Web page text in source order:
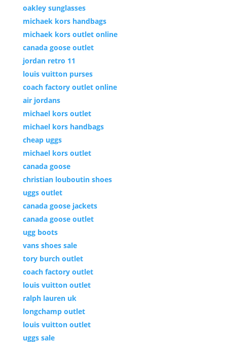
oakley sunglasses
michaek kors handbags
michaek kors outlet online
canada goose outlet
jordan retro 11
louis vuitton purses
coach factory outlet online
air jordans
michael kors outlet
michael kors handbags
cheap uggs
michael kors outlet
canada goose
christian louboutin shoes
uggs outlet
canada goose jackets
canada goose outlet
ugg boots
vans shoes sale
tory burch outlet
coach factory outlet
louis vuitton outlet
ralph lauren uk
longchamp outlet
louis vuitton outlet
uggs sale